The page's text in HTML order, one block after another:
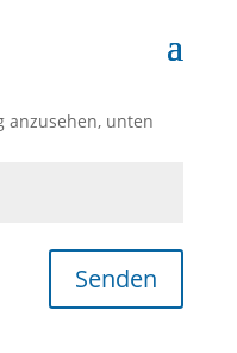
anzusehen, unten
Senden